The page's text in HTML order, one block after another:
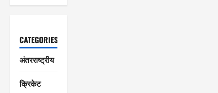
CATEGORIES
अंतरराष्ट्रीय
क्रिकेट